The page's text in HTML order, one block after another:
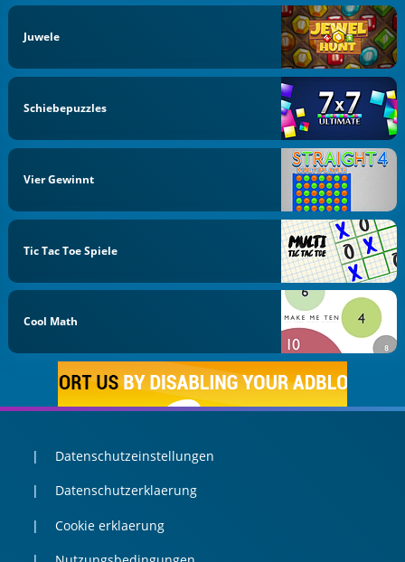
Juwele
Schiebepuzzles
Vier Gewinnt
Tic Tac Toe Spiele
Cool Math
Datenschutzeinstellungen
Datenschutzerklaerung
Cookie erklaerung